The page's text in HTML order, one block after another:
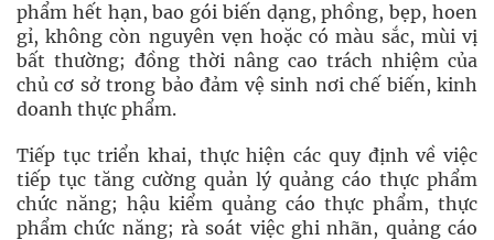
phẩm hết hạn, bao gói biến dạng, phồng, bẹp, hoen
gỉ, không còn nguyên vẹn hoặc có màu sắc, mùi vị
bất thường; đồng thời nâng cao trách nhiệm của
chủ cơ sở trong bảo đảm vệ sinh nơi chế biến, kinh
doanh thực phẩm.
Tiếp tục triển khai, thực hiện các quy định về việc
tiếp tục tăng cường quản lý quảng cáo thực phẩm
chức năng; hậu kiểm quảng cáo thực phẩm, thực
phẩm chức năng; rà soát việc ghi nhãn, quảng cáo